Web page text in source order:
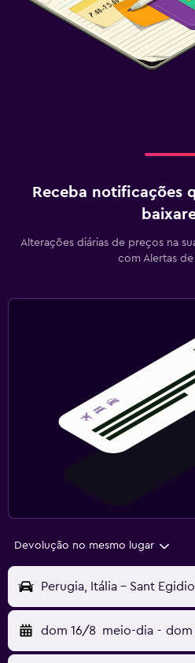
Receba notificações
Alterações diárias de preços na
com Alertas
Devolução no mesmo lugar
Perugia, Itália - Sant Egidio
dom 16/8 meio-dia - dom